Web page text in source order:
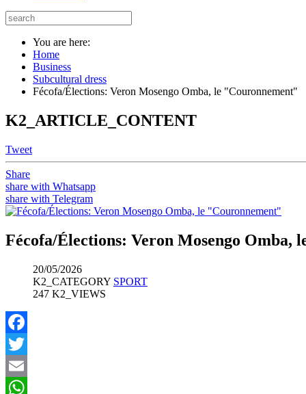
You are here:
Home
Business
Subcultural dress
Fécofa/Élections: Veron Mosengo Omba, le "Couronnement"
K2_ARTICLE_CONTENT
Tweet
Share
share with Whatsapp
share with Telegram
Fécofa/Élections: Veron Mosengo Omba,
20/05/2026
K2_CATEGORY SPORT
247 K2_VIEWS
Facebook
Twitter
Email